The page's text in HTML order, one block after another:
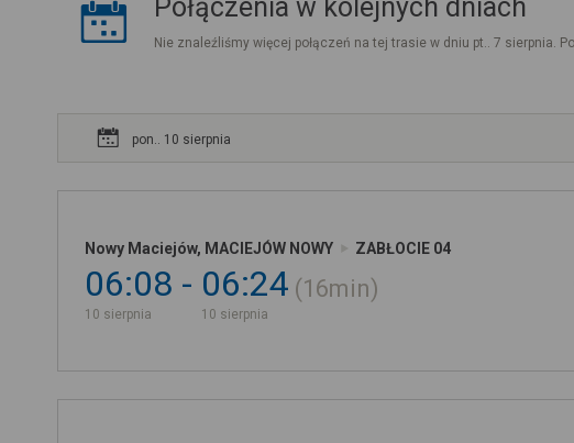
Połączenia w kolejnych dniach
Nie znaleźliśmy więcej połączeń na tej trasie w dniu pt.. 7 sierpnia.
pon.. 10 sierpnia
Nowy Maciejów, MACIEJÓW NOWY ZABŁOCIE 04
06:08
10 sierpnia
06:24
10 sierpnia
16min